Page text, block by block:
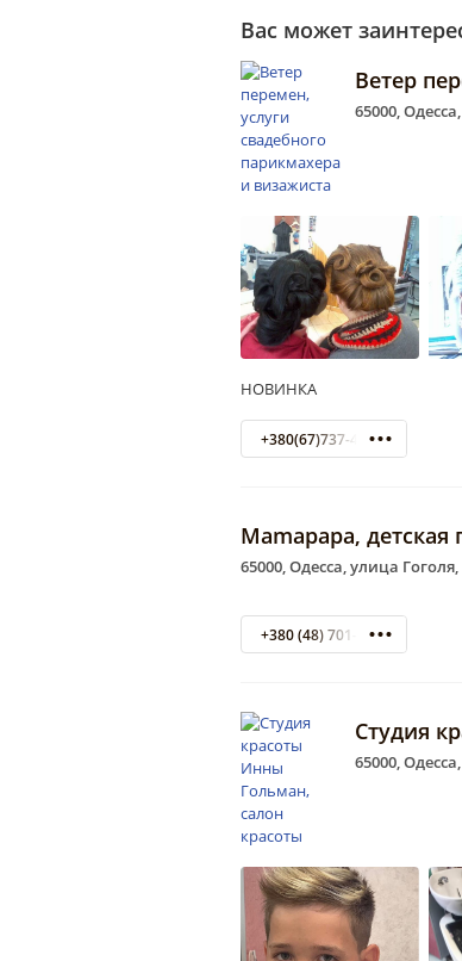
Вас может
Ветер
65000,
НОВИНКА
+380(67)737-48-91
Mamapapa, детская
65000, Одесса, улица Гоголя,
+380 (48) 701-28-89
Студия
65000,